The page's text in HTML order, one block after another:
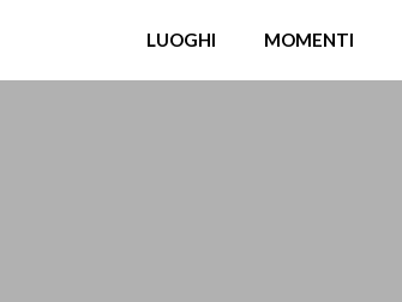
LUOGHI MOMENTI